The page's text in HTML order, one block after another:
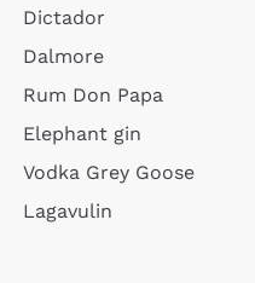
Dictador
Dalmore
Rum Don Papa
Elephant gin
Vodka Grey Goose
Lagavulin